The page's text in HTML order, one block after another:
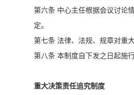
第六条 中心主任根据会议讨论
定。
第七条 法律、法规、规章对重
第八条 本制度自下发之日起施
重大决策责任追究制度